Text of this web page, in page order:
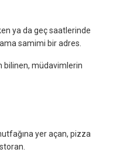
ya da geç saatlerinde
samimi bir adres.
bilinen, müdavimlerin
yer açan, pizza